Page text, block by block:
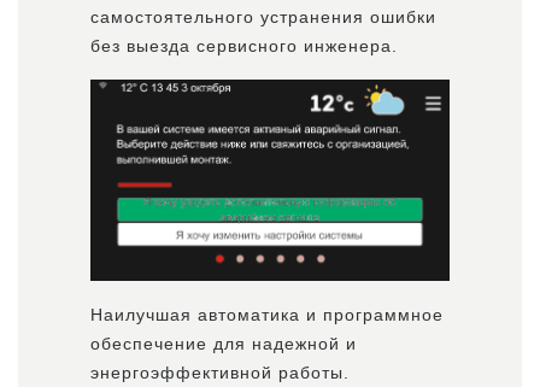
самостоятельного устранения ошибки
без выезда сервисного инженера.
Наилучшая автоматика и программное
обеспечение для надежной и
энергоэффективной работы.